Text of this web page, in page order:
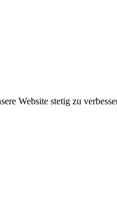
Website stetig zu